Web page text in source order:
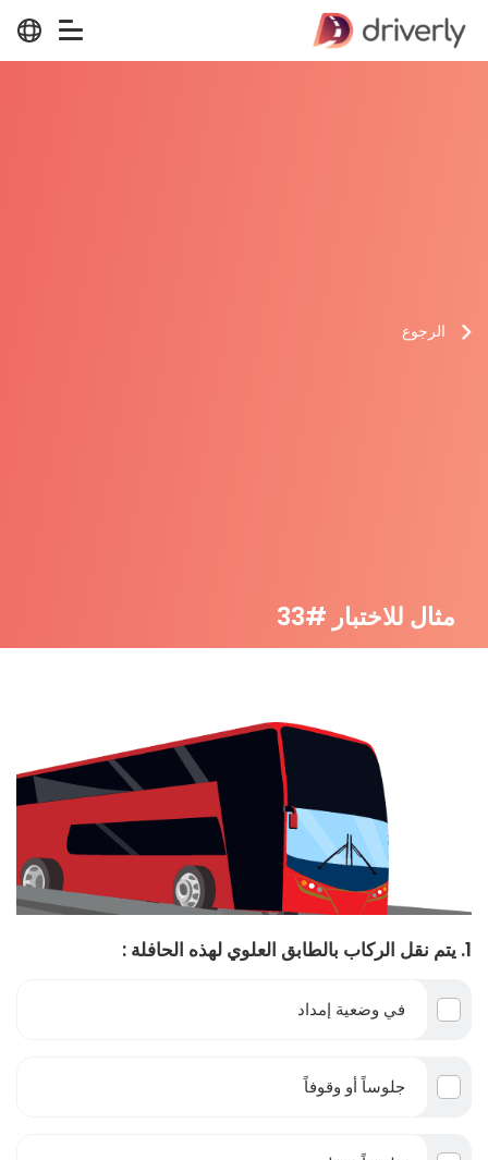
الرجوع
مثال للاختبار #33
1. يتم نقل الركاب بالطابق العلوي لهذه الحافلة :
في وضعية إمداد
جلوساً أو وقوفاً